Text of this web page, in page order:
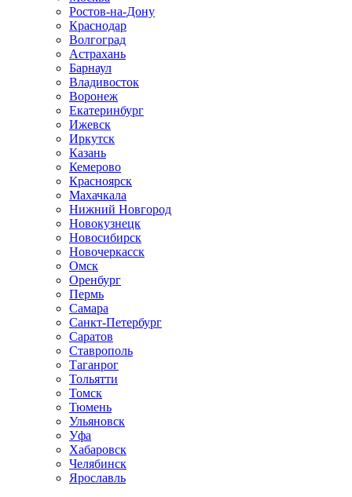
Ростов-на-Дону
Краснодар
Волгоград
Астрахань
Барнаул
Владивосток
Воронеж
Екатеринбург
Ижевск
Иркутск
Казань
Кемерово
Красноярск
Махачкала
Нижний Новгород
Новокузнецк
Новосибирск
Новочеркаcск
Омск
Оренбург
Пермь
Самара
Санкт-Петербург
Саратов
Ставрополь
Таганрог
Тольятти
Томск
Тюмень
Ульяновск
Уфа
Хабаровск
Челябинск
Ярославль